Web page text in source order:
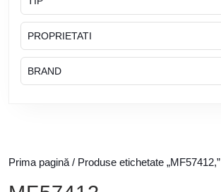
Prima pagină / Produse etichetate „MF57412,”